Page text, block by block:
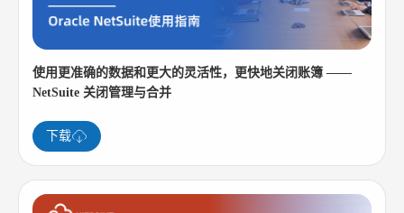
使用更准确的数据和更大的灵活性，更快地关闭账簿 ——
NetSuite 关闭管理与合并
下载